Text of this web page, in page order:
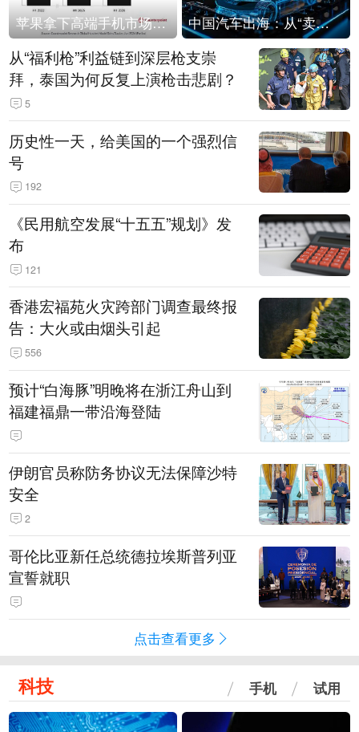
苹果拿下高端手机市场65%的份额：iPhone 17系列功不可没 中国汽车出海：从“卖出去”到“走进去”
从“福利枪”利益链到深层枪支崇
拜，泰国为何反复上演枪击悲剧？
5
历史性一天，给美国的一个强烈信
号
192
《民用航空发展“十五五”规划》发
布
121
香港宏福苑火灾跨部门调查最终报
告：大火或由烟头引起
556
预计“白海豚”明晚将在浙江舟山到
福建福鼎一带沿海登陆
伊朗官员称防务协议无法保障沙特
安全
2
哥伦比亚新任总统德拉埃斯普列亚
宣誓就职
点击查看更多
科技 手机 试用